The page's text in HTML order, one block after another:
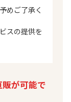
めご了承く
スの提供を
が可能で